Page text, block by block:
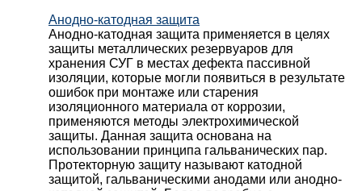
Анодно-катодная защита
Анодно-катодная защита применяется в целях
защиты металлических резервуаров для
хранения СУГ в местах дефекта пассивной
изоляции, которые могли появиться в результате
ошибок при монтаже или старения
изоляционного материала от коррозии,
применяются методы электрохимической
защиты. Данная защита основана на
использовании принципа гальванических пар.
Протекторную защиту называют катодной
защитой, гальваническими анодами или анодно-